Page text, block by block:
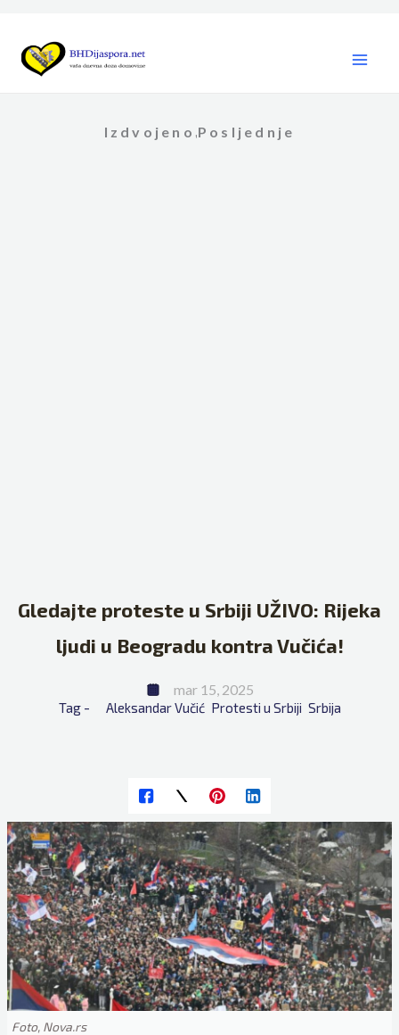
content
Izdvojeno ,Posljednje
Gledajte proteste u Srbiji UŽIVO: Rijeka
ljudi u Beogradu kontra Vučića!
mar 15, 2025
Tag - Aleksandar Vučić Protesti u Srbiji Srbija
Foto, Nova.rs